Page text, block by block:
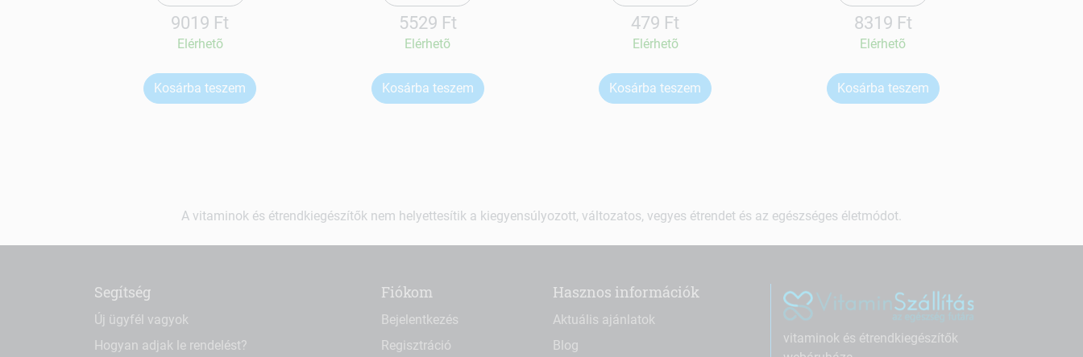
9019 Ft
Elérhetõ
Kosárba teszem
5529 Ft
Elérhetõ
Kosárba teszem
479 Ft
Elérhetõ
Kosárba teszem
8319 Ft
Elérhetõ
Kosárba teszem
A vitaminok és étrendkiegészítők nem helyettesítik a kiegyensúlyozott, változatos, vegyes étrendet és az egészséges életmódot.
Segítség
Új ügyfél vagyok
Hogyan adjak le rendelést?
Fiókom
Bejelentkezés
Regisztráció
Hasznos információk
Aktuális ajánlatok
Blog
vitaminok és étrendkiegészítők